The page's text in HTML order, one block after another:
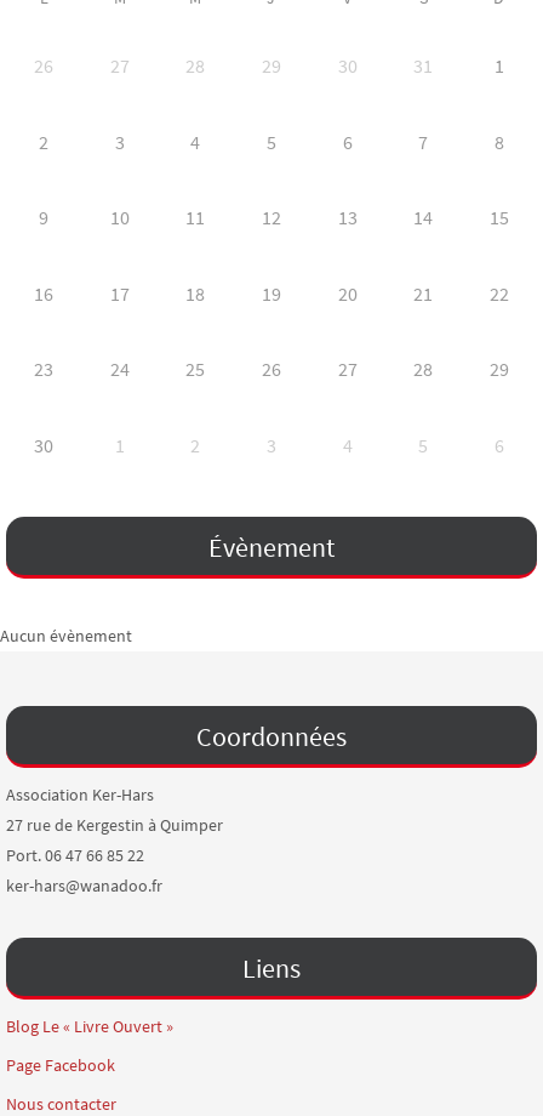
26 27 28 29 30 31 1
2 3 4 5 6 7 8
9 10 11 12 13 14 15
16 17 18 19 20 21 22
23 24 25 26 27 28 29
30 1 2 3 4 5 6
Évènement
Aucun évènement
Coordonnées
Association Ker-Hars
27 rue de Kergestin à Quimper
Port. 06 47 66 85 22
ker-hars@wanadoo.fr
Liens
Blog Le « Livre Ouvert »
Page Facebook
Nous contacter